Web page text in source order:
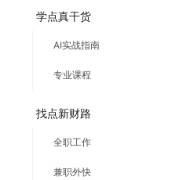
学点真干货
AI实战指南
专业课程
找点新财路
全职工作
兼职外快